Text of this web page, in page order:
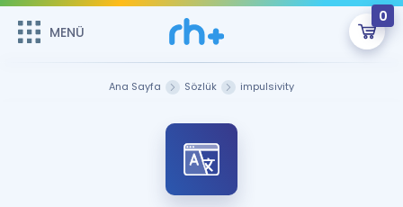
MENÜ
0
Sepetin Şu An Boş.
Remzi Hoca ile seni sınava hazırlayacak onlarca eğitim seni
bekliyor!
MENÜ
Ana Sayfa Sözlük impulsivity